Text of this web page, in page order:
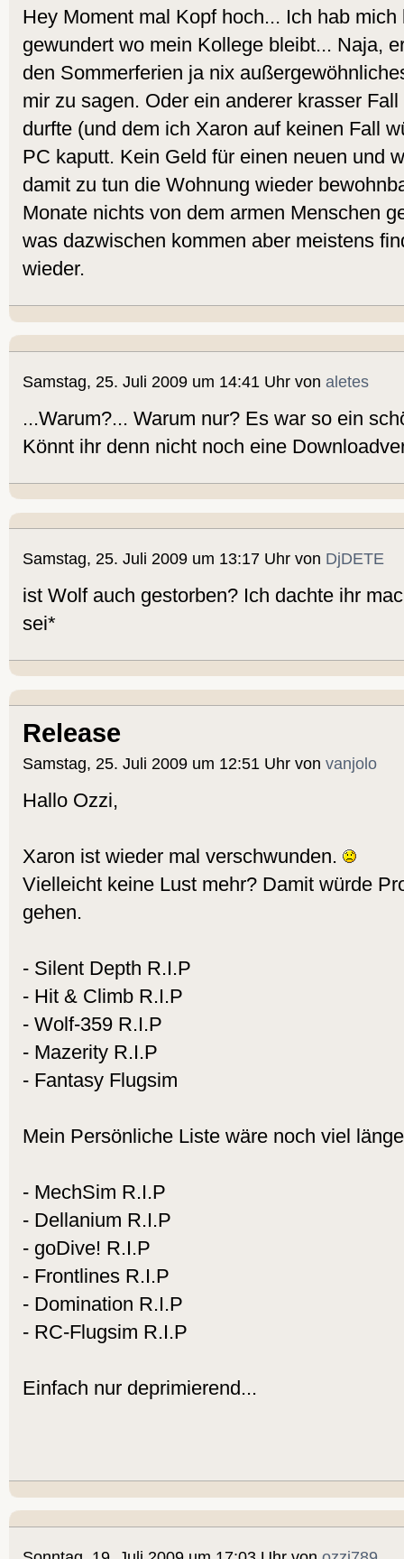
Hey Moment mal Kopf hoch... Ich hab
gewundert wo mein Kollege bleibt... Naja,
den Sommerferien ja nix
mir zu sagen. Oder ein anderer krasser
durfte (und dem ich Xaron auf keinen Fall
PC kaputt. Kein Geld für einen neuen und
damit zu tun die Wohnung wieder
Monate nichts von dem armen Menschen
was dazwischen kommen aber meistens
wieder.
Samstag, 25. Juli 2009 um 14:41 Uhr von aletes
...Warum?... Warum nur? Es war so ein
Könnt ihr denn nicht noch eine
Samstag, 25. Juli 2009 um 13:17 Uhr von DjDETE
ist Wolf auch gestorben? Ich dachte ihr
sei*
Release
Samstag, 25. Juli 2009 um 12:51 Uhr von vanjolo
Hallo Ozzi,
Xaron ist wieder mal verschwunden.
Vielleicht keine Lust mehr? Damit würde
gehen.
- Silent Depth R.I.P
- Hit & Climb R.I.P
- Wolf-359 R.I.P
- Mazerity R.I.P
- Fantasy Flugsim
Mein Persönliche Liste wäre noch viel
- MechSim R.I.P
- Dellanium R.I.P
- goDive! R.I.P
- Frontlines R.I.P
- Domination R.I.P
- RC-Flugsim R.I.P
Einfach nur deprimierend...